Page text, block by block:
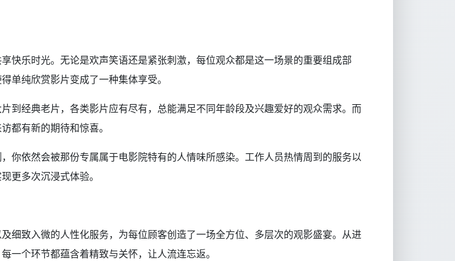
快乐时光。无论是欢声笑语还是紧张刺激，每位观众都是这一场景的重要组成部
单纯欣赏影片变成了一种集体享受。
到经典老片，各类影片应有尽有，总能满足不同年龄段及兴趣爱好的观众需求。而
都有新的期待和惊喜。
你依然会被那份专属属于电影院特有的人情味所感染。工作人员热情周到的服务以
更多次沉浸式体验。
细致入微的人性化服务，为每位顾客创造了一场全方位、多层次的观影盛宴。从进
一个环节都蕴含着精致与关怀，让人流连忘返。